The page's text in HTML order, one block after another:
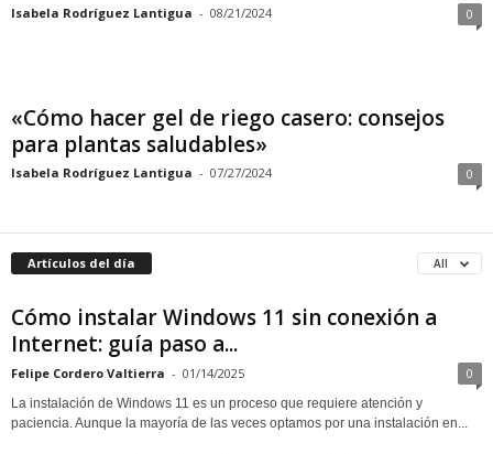
Isabela Rodríguez Lantigua - 08/21/2024 0
«Cómo hacer gel de riego casero: consejos
para plantas saludables»
Isabela Rodríguez Lantigua - 07/27/2024 0
Artículos del día All
Cómo instalar Windows 11 sin conexión a
Internet: guía paso a...
Felipe Cordero Valtierra - 01/14/2025 0
La instalación de Windows 11 es un proceso que requiere atención y
paciencia. Aunque la mayoría de las veces optamos por una instalación en...